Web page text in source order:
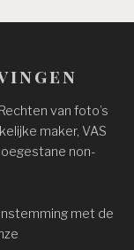
van foto’s
maker, VAS
non-
met de